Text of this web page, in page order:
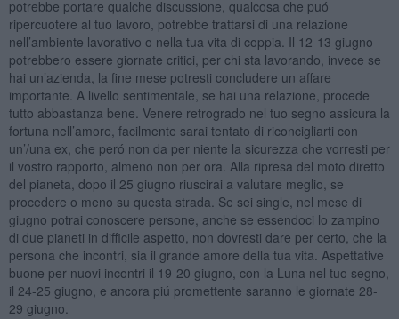
potrebbe portare qualche discussione, qualcosa che puó
ripercuotere al tuo lavoro, potrebbe trattarsi di una relazione
nell’ambiente lavorativo o nella tua vita di coppia. Il 12-13 giugno
potrebbero essere giornate critici, per chi sta lavorando, invece se
hai un’azienda, la fine mese potresti concludere un affare
importante. A livello sentimentale, se hai una relazione, procede
tutto abbastanza bene. Venere retrogrado nel tuo segno assicura la
fortuna nell’amore, facilmente sarai tentato di riconcigliarti con
un’/una ex, che peró non da per niente la sicurezza che vorresti per
il vostro rapporto, almeno non per ora. Alla ripresa del moto diretto
del pianeta, dopo il 25 giugno riuscirai a valutare meglio, se
procedere o meno su questa strada. Se sei single, nel mese di
giugno potrai conoscere persone, anche se essendoci lo zampino
di due pianeti in difficile aspetto, non dovresti dare per certo, che la
persona che incontri, sia il grande amore della tua vita. Aspettative
buone per nuovi incontri il 19-20 giugno, con la Luna nel tuo segno,
il 24-25 giugno, e ancora piú promettente saranno le giornate 28-
29 giugno.